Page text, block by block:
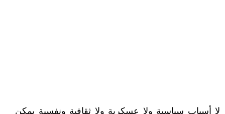
لا أسباب سياسية ولا عسكرية ولا ثقافية ونفسية يمكن